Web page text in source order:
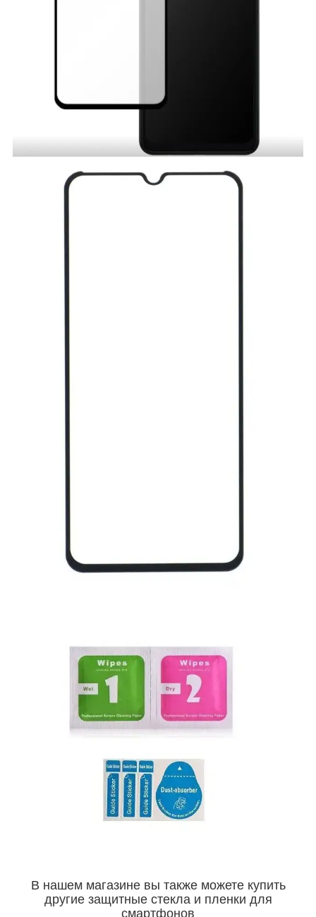
В нашем магазине вы также можете купить
другие защитные стекла и пленки для
смартфонов